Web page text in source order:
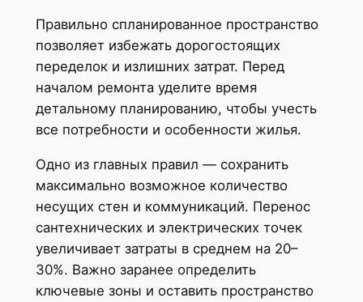
Правильно спланированное пространство
позволяет избежать дорогостоящих
переделок и излишних затрат. Перед
началом ремонта уделите время
детальному планированию, чтобы учесть
все потребности и особенности жилья.
Одно из главных правил — сохранить
максимально возможное количество
несущих стен и коммуникаций. Перенос
сантехнических и электрических точек
увеличивает затраты в среднем на 20–
30%. Важно заранее определить
ключевые зоны и оставить пространство